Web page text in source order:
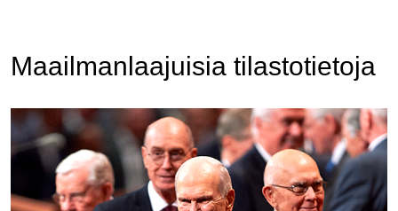
Maailmanlaajuisia tilastotietoja